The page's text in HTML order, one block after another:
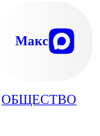
ОБЩЕСТВО
Макс